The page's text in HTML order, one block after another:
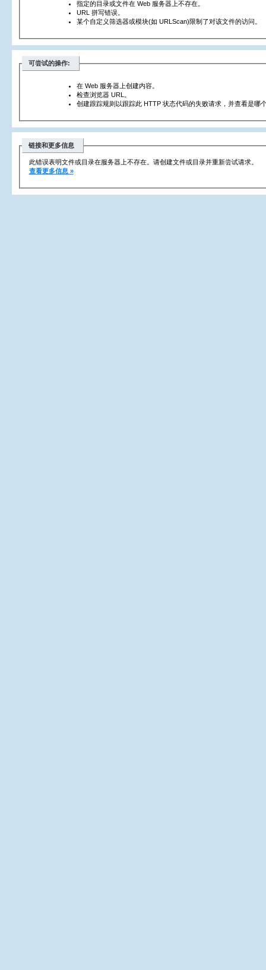
指定的目录或文件在 Web 服务器上不存在。
URL 拼写错误。
某个自定义筛选器或模块(如 URLScan)限制了对该文件的访问。
可尝试的操作:
在 Web 服务器上创建内容。
检查浏览器 URL。
创建跟踪规则以跟踪此 HTTP 状态代码的失败请求，并查看是哪
链接和更多信息
此错误表明文件或目录在服务器上不存在。请创建文件或目录并重新尝试请求。
查看更多信息 »